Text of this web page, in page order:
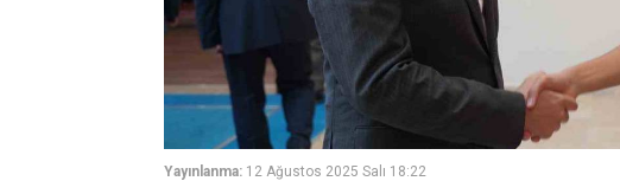
Yayınlanma: 12 Ağustos 2025 Salı 18:22